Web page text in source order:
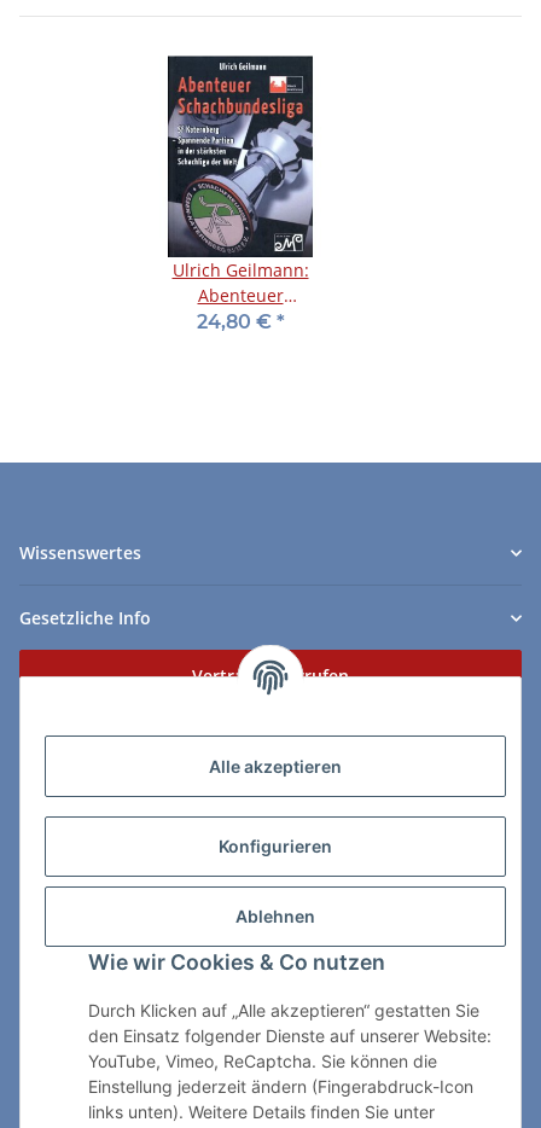
Alle akzeptieren
Konfigurieren
Ablehnen
Wie wir Cookies & Co nutzen
Durch Klicken auf „Alle akzeptieren“ gestatten Sie
den Einsatz folgender Dienste auf unserer Website:
YouTube, Vimeo, ReCaptcha. Sie können die
Einstellung jederzeit ändern (Fingerabdruck-Icon
links unten). Weitere Details finden Sie unter
Ulrich Geilmann:
Abenteuer
Schachbundesliga
24,80 € *
Wissenswertes
Gesetzliche Info
Vertrag widerrufen
ChessWare Schachversand
89264 Weissenhorn
Telefon: 0 7309 / 7999
shop@chessware.de